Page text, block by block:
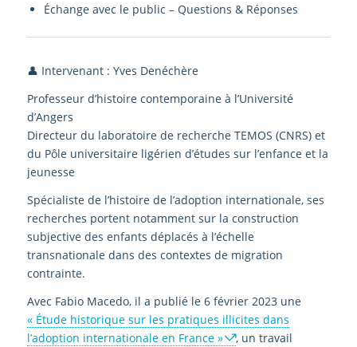
Échange avec le public – Questions & Réponses
👤 Intervenant : Yves Denéchère
Professeur d’histoire contemporaine à l’Université
d’Angers
Directeur du laboratoire de recherche TEMOS (CNRS) et
du Pôle universitaire ligérien d’études sur l’enfance et la
jeunesse
Spécialiste de l’histoire de l’adoption internationale, ses
recherches portent notamment sur la construction
subjective des enfants déplacés à l’échelle
transnationale dans des contextes de migration
contrainte.
Avec Fabio Macedo, il a publié le 6 février 2023 une
« Étude historique sur les pratiques illicites dans
l’adoption internationale en France »
, un travail